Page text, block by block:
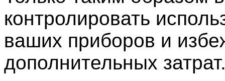
контролировать
ваших приборов и
дополнительных